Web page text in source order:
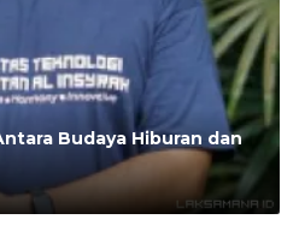
Budaya Hiburan dan